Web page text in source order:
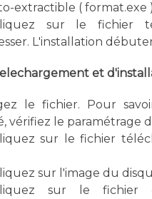
extractible ( format.exe
sur le fichier
L'installation
et
le fichier. Pour
vérifiez le paramétrage
sur le fichier
sur l'image du
sur le fichier